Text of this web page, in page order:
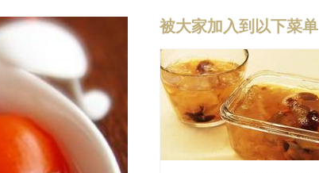
被大家加入到以下菜单